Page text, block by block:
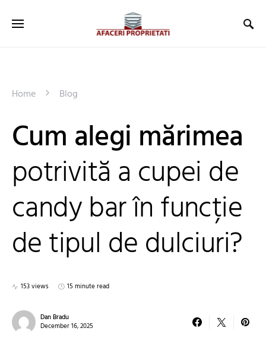
Home Blog
Cum alegi mărimea
potrivită a cupei de
candy bar în funcție
de tipul de dulciuri?
153 views 15 minute read
Dan Bradu
December 16, 2025